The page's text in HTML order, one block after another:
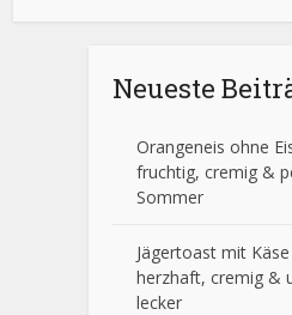
Neueste
Orangeneis ohne
fruchtig, cremig &
Sommer
Jägertoast mit
herzhaft, cremig &
lecker